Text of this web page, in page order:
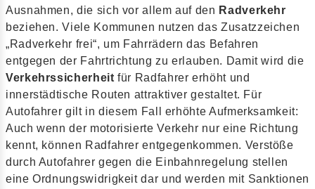
Ausnahmen, die sich vor allem auf den Radverkehr
beziehen. Viele Kommunen nutzen das Zusatzzeichen
„Radverkehr frei“, um Fahrrädern das Befahren
entgegen der Fahrtrichtung zu erlauben. Damit wird die
Verkehrssicherheit für Radfahrer erhöht und
innerstädtische Routen attraktiver gestaltet. Für
Autofahrer gilt in diesem Fall erhöhte Aufmerksamkeit:
Auch wenn der motorisierte Verkehr nur eine Richtung
kennt, können Radfahrer entgegenkommen. Verstöße
durch Autofahrer gegen die Einbahnregelung stellen
eine Ordnungswidrigkeit dar und werden mit Sanktionen